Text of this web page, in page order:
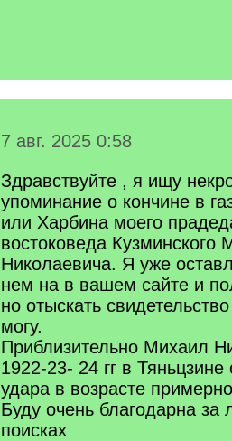
7 авг. 2025 0:58
Здравствуйте , я ищу
упоминание о кончине в
или Харбина моего
востоковеда Кузминского
Николаевича. Я уже
нем на в вашем сайте и
но отыскать
могу.
Приблизительно Михаил
1922-23- 24 гг в Тяньцзине
удара в возрасте
Буду очень благодарна
поисках